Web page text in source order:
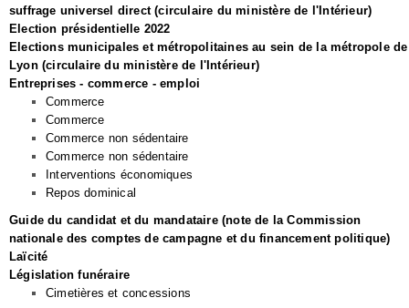
suffrage universel direct (circulaire du ministère de l'Intérieur)
Election présidentielle 2022
Elections municipales et métropolitaines au sein de la métropole de
Lyon (circulaire du ministère de l'Intérieur)
Entreprises - commerce - emploi
Commerce
Commerce
Commerce non sédentaire
Commerce non sédentaire
Interventions économiques
Repos dominical
Guide du candidat et du mandataire (note de la Commission
nationale des comptes de campagne et du financement politique)
Laïcité
Législation funéraire
Cimetières et concessions